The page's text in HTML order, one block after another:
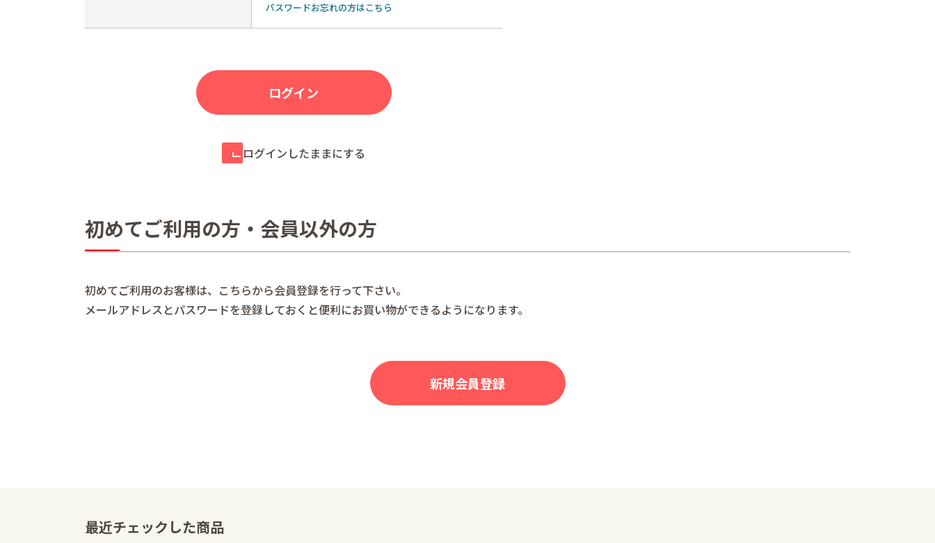
パスワードお忘れの方はこちら
ログインしたままにする
初めてご利用の方・会員以外の方
初めてご利用のお客様は、こちらから会員登録を行って下さい。
メールアドレスとパスワードを登録しておくと便利にお買い物ができるようになります。
最近チェックした商品